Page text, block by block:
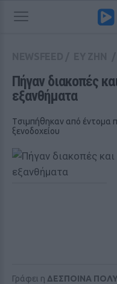
Πήγαν διακοπές
εξανθήματα
Tσιμπήθηκαν από έντομα
ξενοδοχείου
Γράφει η ΔΕΣΠΟΙΝΑ